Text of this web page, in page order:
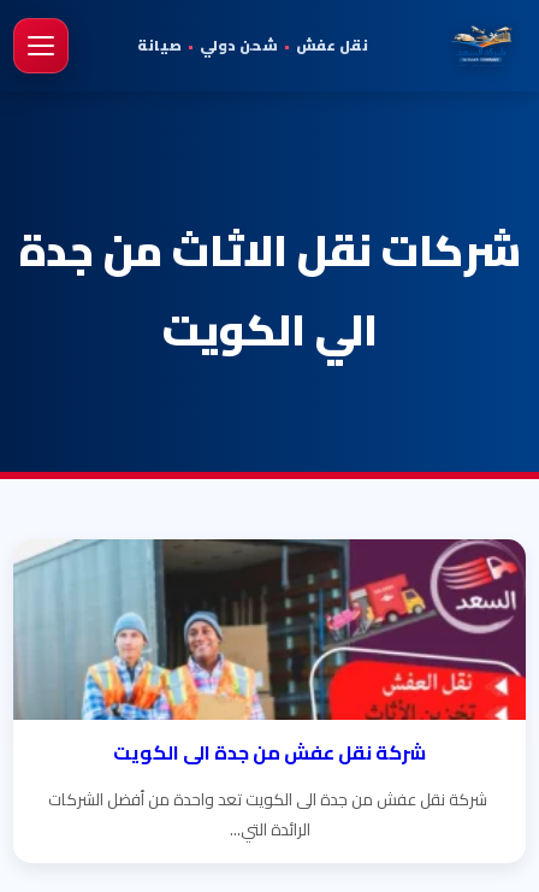
نقل عفش • شحن دولي • صيانة
شركات نقل الاثاث من جدة
الي الكويت
شركة نقل عفش من جدة الى الكويت
شركة نقل عفش من جدة الى الكويت تعد واحدة من أفضل الشركات
الرائدة التي...